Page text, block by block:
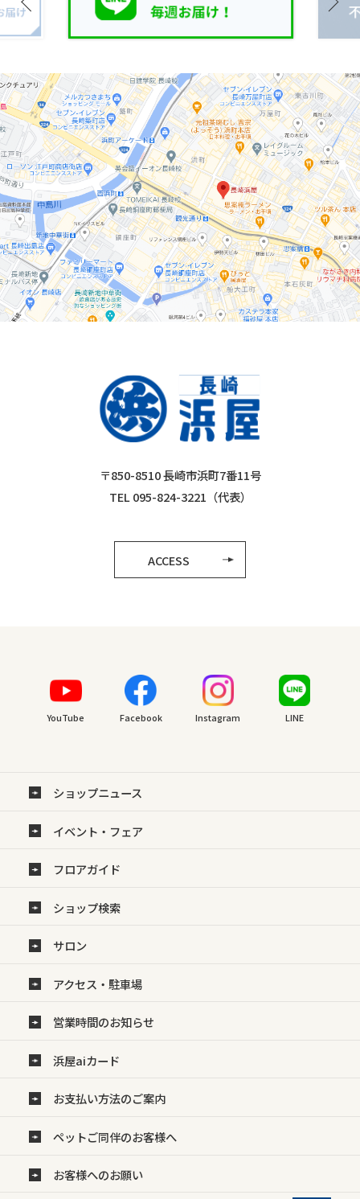
〒850-8510 長崎市浜町7番11号
TEL 095-824-3221（代表）
ACCESS
YouTube Facebook Instagram LINE
ショップニュース
イベント・フェア
フロアガイド
ショップ検索
サロン
アクセス・駐車場
営業時間のお知らせ
浜屋aiカード
お支払い方法のご案内
ペットご同伴のお客様へ
お客様へのお願い